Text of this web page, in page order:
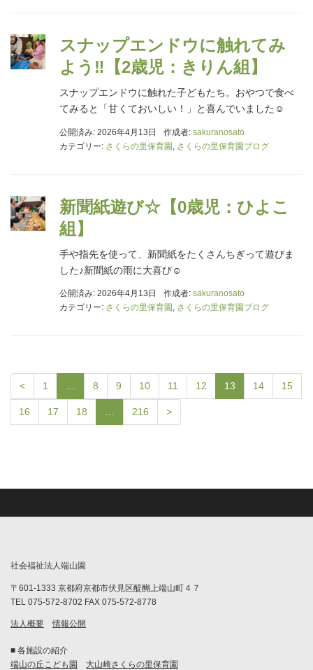
スナップエンドウに触れてみ
よう‼【2歳児：きりん組】
スナップエンドウに触れた子どもたち。おやつで食べ
てみると「甘くておいしい！」と喜んでいました☺
公開済み: 2026年4月13日 作成者: sakuranosato
カテゴリー: さくらの里保育園 さくらの里保育園ブログ
新聞紙遊び☆【0歳児：ひよこ
組】
手や指先を使って、新聞紙をたくさんちぎって遊びま
した♪新聞紙の雨に大喜び☺
公開済み: 2026年4月13日 作成者: sakuranosato
カテゴリー: さくらの里保育園 , さくらの里保育園ブログ
< 1 8 9 10 11 12 13 14 15
16 17 18 216 >
社会福祉法人端山園
〒601-1333 京都府京都市伏見区醍醐上端山町４７
TEL 075-572-8702 FAX 075-572-8778
法人概要 情報公開
■ 各施設の紹介
端山の丘こども園
大山崎さくらの里保育園